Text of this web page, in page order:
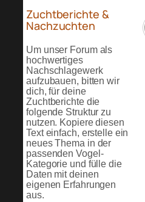
Zuchtberichte &
Nachzuchten
Um unser Forum als
hochwertiges
Nachschlagewerk
aufzubauen, bitten wir
dich, für deine
Zuchtberichte die
folgende Struktur zu
nutzen. Kopiere diesen
Text einfach, erstelle ein
neues Thema in der
passenden Vogel-
Kategorie und fülle die
Daten mit deinen
eigenen Erfahrungen
aus.